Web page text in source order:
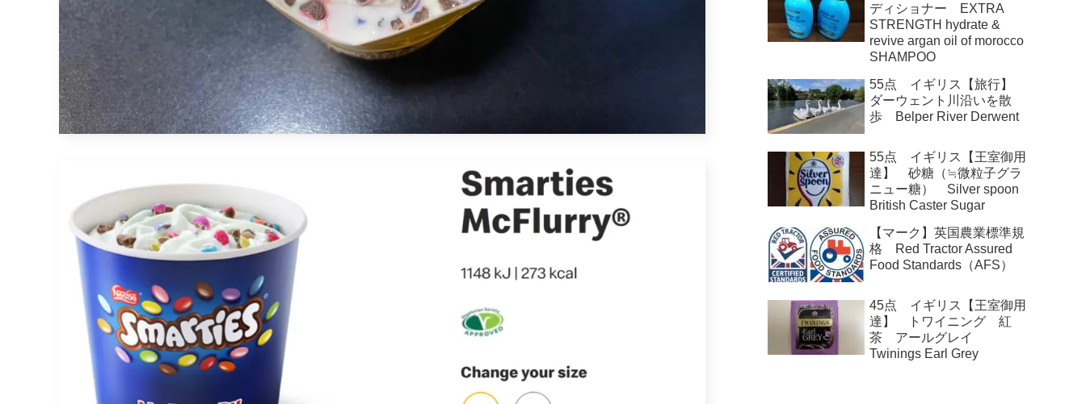
ディショナー EXTRA
STRENGTH hydrate &
revive argan oil of morocco
SHAMPOO
55点 イギリス【旅行】
ダーウェント川沿いを散
歩 Belper River Derwent
55点 イギリス【王室御用
達】 砂糖（≒微粒子グラ
ニュー糖） Silver spoon
British Caster Sugar
【マーク】英国農業標準規
格 Red Tractor Assured
Food Standards（AFS）
45点 イギリス【王室御用
達】 トワイニング 紅
茶 アールグレイ
Twinings Earl Grey